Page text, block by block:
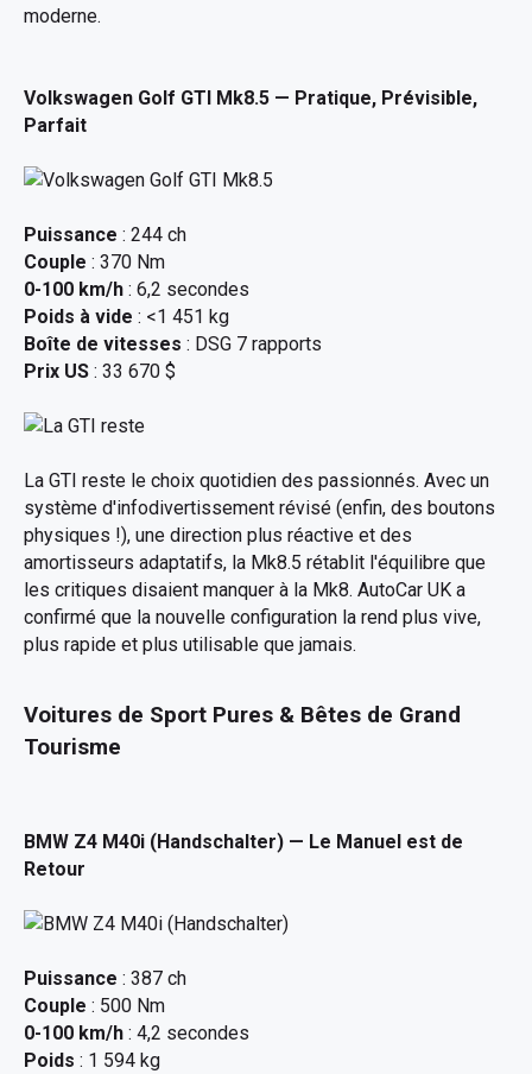
moderne.
Volkswagen Golf GTI Mk8.5 — Pratique, Prévisible,
Parfait
Puissance : 244 ch
Couple : 370 Nm
0-100 km/h : 6,2 secondes
Poids à vide : <1 451 kg
Boîte de vitesses : DSG 7 rapports
Prix US : 33 670 $
La GTI reste le choix quotidien des passionnés. Avec un
système d'infodivertissement révisé (enfin, des boutons
physiques !), une direction plus réactive et des
amortisseurs adaptatifs, la Mk8.5 rétablit l'équilibre que
les critiques disaient manquer à la Mk8. AutoCar UK a
confirmé que la nouvelle configuration la rend plus vive,
plus rapide et plus utilisable que jamais.
Voitures de Sport Pures & Bêtes de Grand
Tourisme
BMW Z4 M40i (Handschalter) — Le Manuel est de
Retour
Puissance : 387 ch
Couple : 500 Nm
0-100 km/h : 4,2 secondes
Poids : 1 594 kg